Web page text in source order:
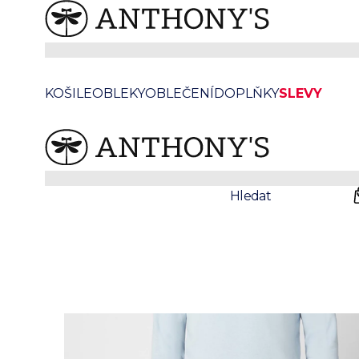
KOŠILEOBLEKYOBLEČENÍDOPLŇKYSLEVY
Hledat
Anthonys / Oblečení / Svetry
Světle modrá mikina